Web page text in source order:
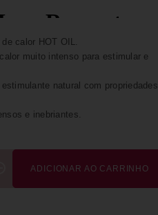
calor HOT OIL.
muito intenso para estimular e
natural com propriedades
e inebriantes.
ADICIONAR AO CARRINHO